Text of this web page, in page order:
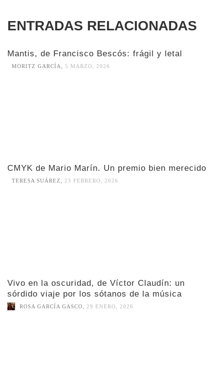
ENTRADAS RELACIONADAS
Mantis, de Francisco Bescós: frágil y letal
MORITZ GARCÍA 5 MARZO, 2026
CMYK de Mario Marín. Un premio bien merecido
TERESA SUÁREZ, 23 FEBRERO, 2026
Vivo en la oscuridad, de Víctor Claudín: un
sórdido viaje por los sótanos de la música
ROSA GARCÍA GASCO 29 ENERO, 2026